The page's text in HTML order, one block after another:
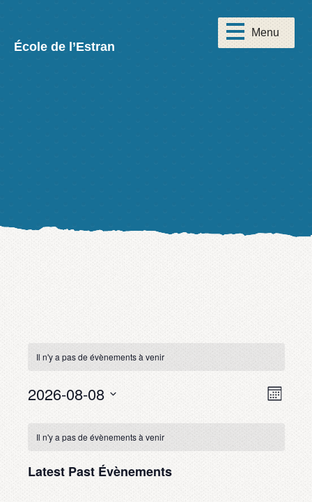
École de l’Estran
Il n'y a pas de évènements à venir
Mois
2026-08-08
date.
Calendar
of
Évènements
Il n'y a pas de évènements à venir
Latest Past Évènements